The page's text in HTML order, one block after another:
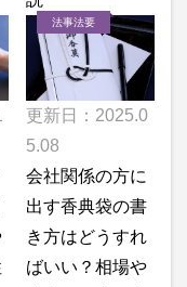
法事法要
更新日：2025.0
5.08
会社関係の方に
出す香典袋の書
き方はどうすれ
ばいい？相場や